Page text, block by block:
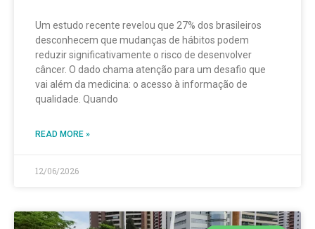
Um estudo recente revelou que 27% dos brasileiros
desconhecem que mudanças de hábitos podem
reduzir significativamente o risco de desenvolver
câncer. O dado chama atenção para um desafio que
vai além da medicina: o acesso à informação de
qualidade. Quando
READ MORE »
12/06/2026